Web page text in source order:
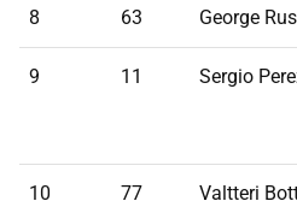
8 63 George
9 11 Sergio
10 77 Valtteri